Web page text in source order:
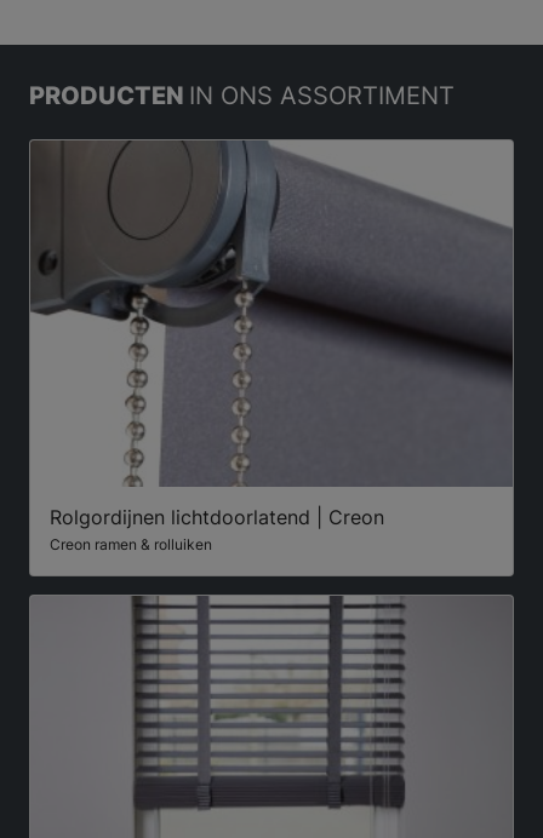
PRODUCTEN IN ONS ASSORTIMENT
Rolgordijnen lichtdoorlatend | Creon
Creon ramen & rolluiken